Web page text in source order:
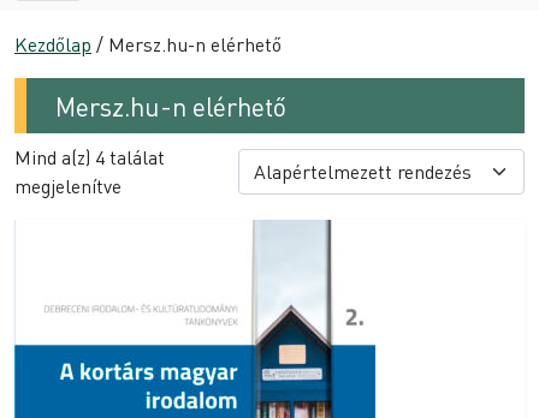
Kezdőlap / Mersz.hu-n elérhető
Mersz.hu-n elérhető
Mind a(z) 4 találat
megjelenítve